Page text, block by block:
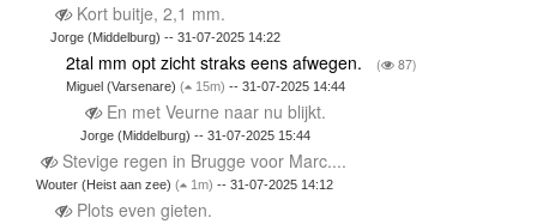
Kort buitje, 2,1 mm.
Jorge (Middelburg) -- 31-07-2025 14:22
2tal mm opt zicht straks eens afwegen. ( 87)
Miguel (Varsenare) ( 15m) -- 31-07-2025 14:44
En met Veurne naar nu blijkt.
Jorge (Middelburg) -- 31-07-2025 15:44
Stevige regen in Brugge voor Marc....
Wouter (Heist aan zee) ( 1m) -- 31-07-2025 14:12
Plots even gieten.